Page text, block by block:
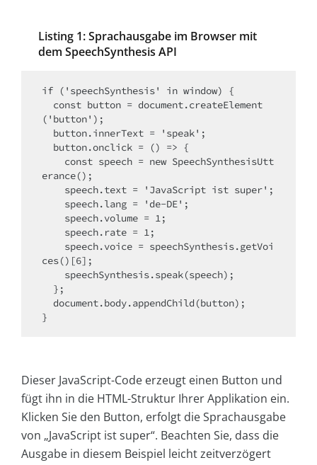
Listing 1: Sprachausgabe im Browser mit
dem SpeechSynthesis API
if ('speechSynthesis' in window) {
('button');
erance();
ces()[6];
}
Dieser JavaScript-Code erzeugt einen Button und
fügt ihn in die HTML-Struktur Ihrer Applikation ein.
Klicken Sie den Button, erfolgt die Sprachausgabe
von „JavaScript ist super“. Beachten Sie, dass die
Ausgabe in diesem Beispiel leicht zeitverzögert